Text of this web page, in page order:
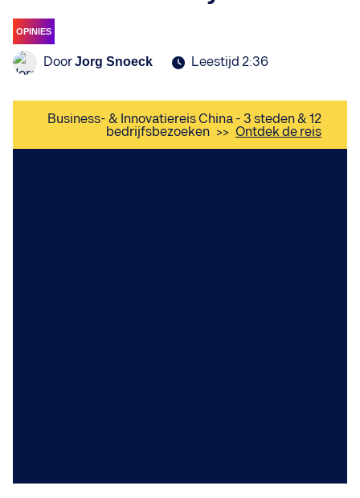
OPINIES
DoorJorg Snoeck Leestijd 2:36
Business- & Innovatiereis China - 3 steden & 12
bedrijfsbezoeken >> Ontdek de reis